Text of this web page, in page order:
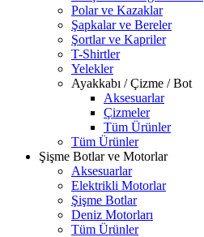
Polar ve Kazaklar
Şapkalar ve Bereler
Şortlar ve Kapriler
T-Shirtler
Yelekler
Ayakkabı / Çizme / Bot
Aksesuarlar
Çizmeler
Tüm Ürünler
Tüm Ürünler
Şişme Botlar ve Motorlar
Aksesuarlar
Elektrikli Motorlar
Şişme Botlar
Deniz Motorları
Tüm Ürünler